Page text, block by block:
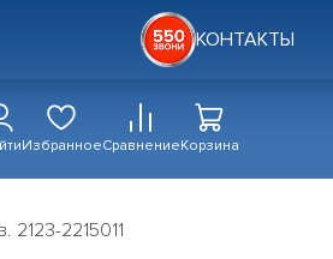
КОНТАКТЫ
ИзбранноеСравнениеКорзина
2215011